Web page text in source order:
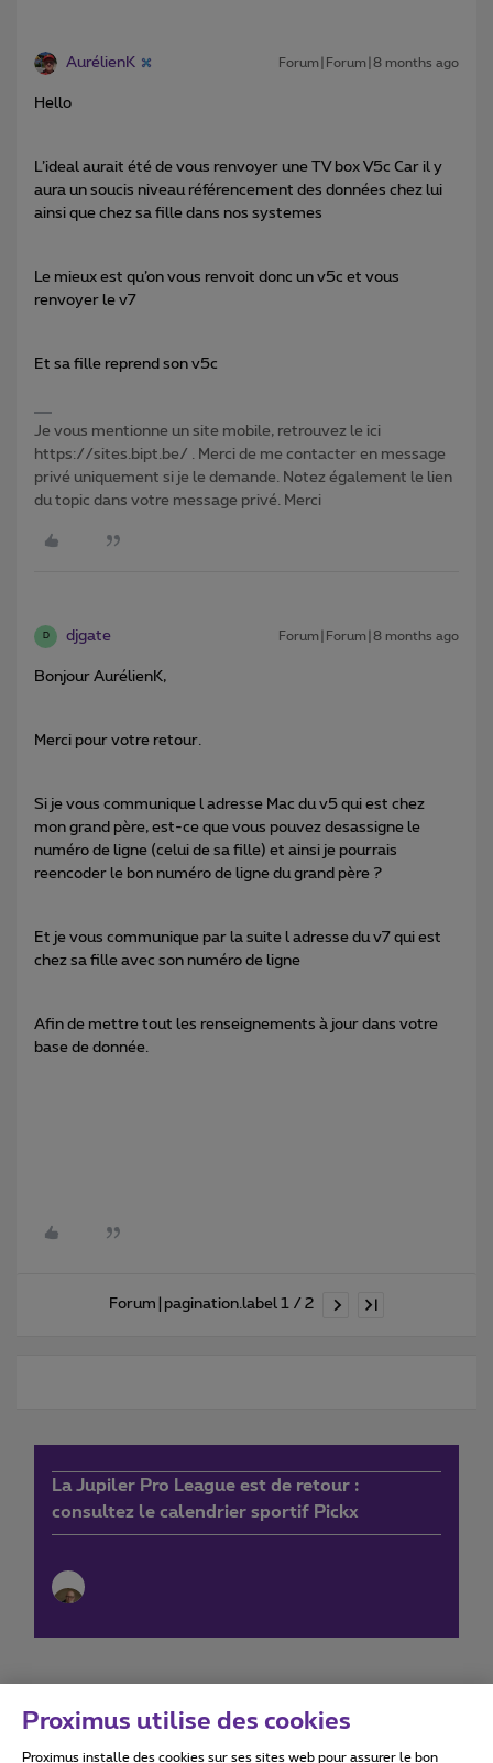
AurélienK Forum|Forum|8 months ago
Hello
L’ideal aurait été de vous renvoyer une TV box V5c Car il y
aura un soucis niveau référencement des données chez lui
ainsi que chez sa fille dans nos systemes
Le mieux est qu’on vous renvoit donc un v5c et vous
renvoyer le v7
Et sa fille reprend son v5c
Je vous mentionne un site mobile, retrouvez le ici
https://sites.bipt.be/ . Merci de me contacter en message
privé uniquement si je le demande. Notez également le lien
du topic dans votre message privé. Merci
D djgate Forum|Forum|8 months ago
Bonjour AurélienK,
Merci pour votre retour.
Si je vous communique l adresse Mac du v5 qui est chez
mon grand père, est-ce que vous pouvez desassigne le
numéro de ligne (celui de sa fille) et ainsi je pourrais
reencoder le bon numéro de ligne du grand père ?
Et je vous communique par la suite l adresse du v7 qui est
chez sa fille avec son numéro de ligne
Afin de mettre tout les renseignements à jour dans votre
base de donnée.
Forum|pagination.label 1 / 2
La Jupiler Pro League est de retour :
consultez le calendrier sportif Pickx
Proximus utilise des cookies
Proximus installe des cookies sur ses sites web pour assurer le bon